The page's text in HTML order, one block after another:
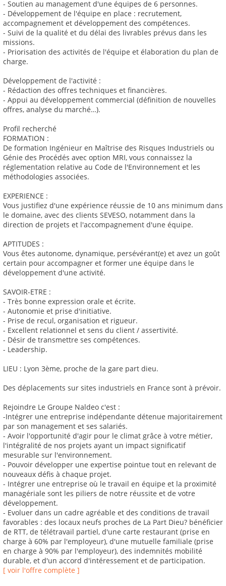
- Soutien au management d'une équipes de 6 personnes.
- Développement de l'équipe en place : recrutement,
accompagnement et développement des compétences.
- Suivi de la qualité et du délai des livrables prévus dans les
missions.
- Priorisation des activités de l'équipe et élaboration du plan de
charge.
Développement de l'activité :
- Rédaction des offres techniques et financières.
- Appui au développement commercial (définition de nouvelles
offres, analyse du marché…).
Profil recherché
FORMATION :
De formation Ingénieur en Maîtrise des Risques Industriels ou
Génie des Procédés avec option MRI, vous connaissez la
réglementation relative au Code de l'Environnement et les
méthodologies associées.
EXPERIENCE :
Vous justifiez d'une expérience réussie de 10 ans minimum dans
le domaine, avec des clients SEVESO, notamment dans la
direction de projets et l'accompagnement d'une équipe.
APTITUDES :
Vous êtes autonome, dynamique, persévérant(e) et avez un goût
certain pour accompagner et former une équipe dans le
développement d'une activité.
SAVOIR-ETRE :
- Très bonne expression orale et écrite.
- Autonomie et prise d'initiative.
- Prise de recul, organisation et rigueur.
- Excellent relationnel et sens du client / assertivité.
- Désir de transmettre ses compétences.
- Leadership.
LIEU : Lyon 3ème, proche de la gare part dieu.
Des déplacements sur sites industriels en France sont à prévoir.
Rejoindre Le Groupe Naldeo c'est :
-Intégrer une entreprise indépendante détenue majoritairement
par son management et ses salariés.
- Avoir l'opportunité d'agir pour le climat grâce à votre métier,
l'intégralité de nos projets ayant un impact significatif
mesurable sur l'environnement.
- Pouvoir développer une expertise pointue tout en relevant de
nouveaux défis à chaque projet.
- Intégrer une entreprise où le travail en équipe et la proximité
managériale sont les piliers de notre réussite et de votre
développement.
- Evoluer dans un cadre agréable et des conditions de travail
favorables : des locaux neufs proches de La Part Dieu? bénéficier
de RTT, de télétravail partiel, d'une carte restaurant (prise en
charge à 60% par l'employeur), d'une mutuelle familiale (prise
en charge à 90% par l'employeur), des indemnités mobilité
durable, et d'un accord d'intéressement et de participation.
[ voir l'offre complète ]